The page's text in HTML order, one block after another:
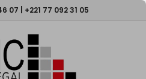
07 | +221 77 092 31 05 ×
×
d'envies ×
×
pour ajouter des produits